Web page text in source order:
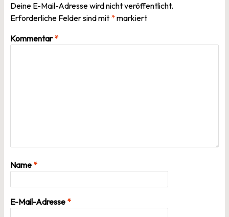
Deine E-Mail-Adresse wird nicht veröffentlicht.
Erforderliche Felder sind mit *markiert
Kommentar*
Name *
E-Mail-Adresse *